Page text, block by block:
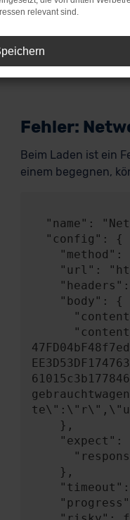
Fehler:
Beim Laden ist ein
einem begegnen,
relevant sind.